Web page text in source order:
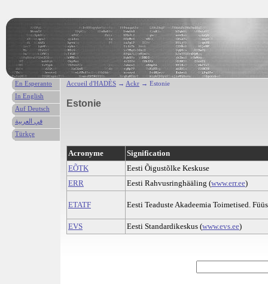
Accueil d'HADÈS → Ackr → Estonie
Estonie
Acronyme
Signification
EÕTK
Eesti Õigustõlke Keskuse
ERR
Eesti Rahvusringhääling (www.err.ee)
ETATF Eesti Teaduste Akadeemia Toimetised.
EVS Eesti Standardikeskus (www.evs.ee)
En Esperanto
In English
Auf Deutsch
في العربية
Türkçe